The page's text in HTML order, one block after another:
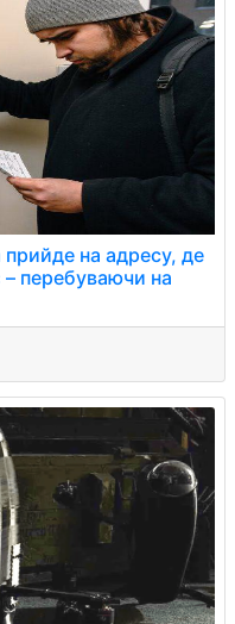
на адресу, де
перебуваючи на